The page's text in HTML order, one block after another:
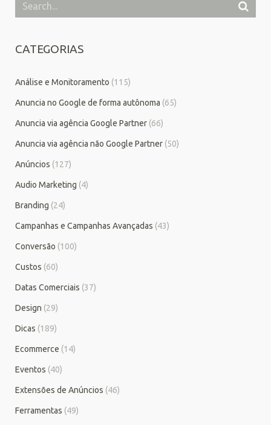
CATEGORIAS
Análise e Monitoramento (115)
Anuncia no Google de forma autônoma (65)
Anuncia via agência Google Partner (66)
Anuncia via agência não Google Partner (50)
Anúncios (127)
Audio Marketing (4)
Branding (24)
Campanhas e Campanhas Avançadas (43)
Conversão (100)
Custos (60)
Datas Comerciais (37)
Design (29)
Dicas (189)
Ecommerce (14)
Eventos (40)
Extensões de Anúncios (46)
Ferramentas (49)